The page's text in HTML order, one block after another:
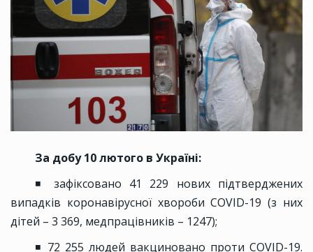
За добу 10 лютого в Україні:
◾ зафіксовано 41 229 нових підтверджених
випадків коронавірусної хвороби COVID-19 (з них
дітей – 3 369, медпрацівників – 1247);
◾ 72 255 людей вакциновано проти COVID-19.